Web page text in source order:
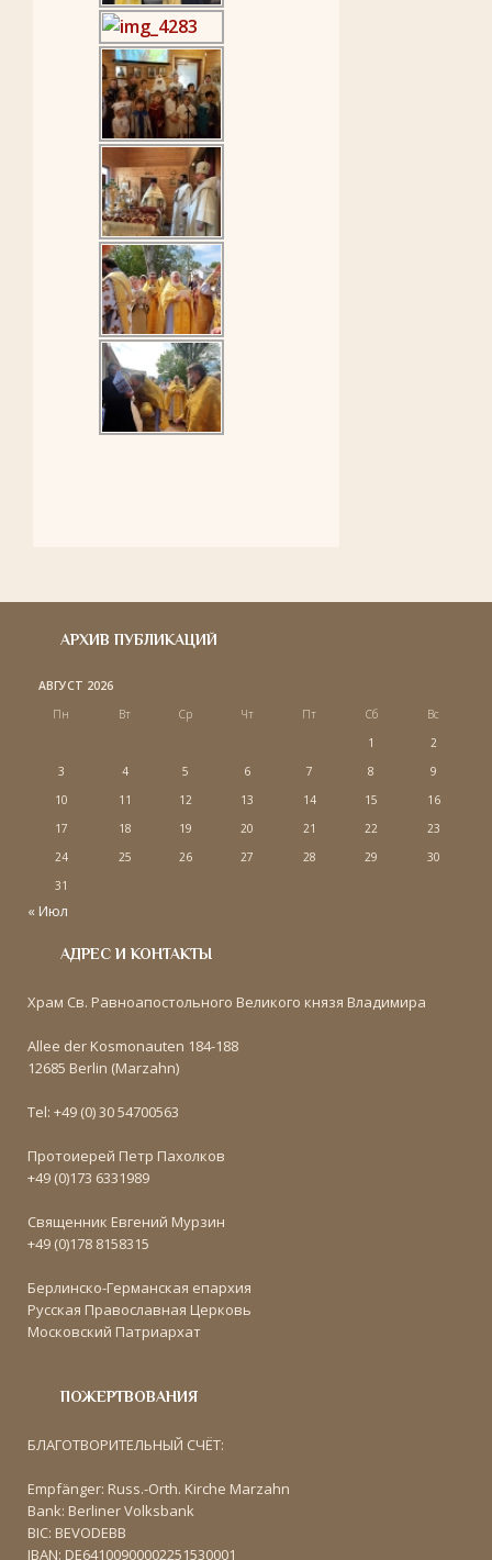
АРХИВ ПУБЛИКАЦИЙ
АВГУСТ 2026
Пн
Вт Ср Чт Пт Сб
Вс
1
2
3
4 5 6 7 8
9
10
11 12 13 14 15
16
17
18 19 20 21 22
23
24
25 26 27 28 29
30
31
« Июл
АДРЕС И КОНТАКТЫ
Храм Св. Равноапостольного Великого князя Владимира
Allee der Kosmonauten 184-188
12685 Berlin (Marzahn)
Tel: +49 (0) 30 54700563
Протоиерей Петр Пахолков
+49 (0)173 6331989
Священник Евгений Мурзин
+49 (0)178 8158315
Берлинско-Германская епархия
Русская Православная Церковь
Московский Патриархат
ПОЖЕРТВОВАНИЯ
БЛАГОТВОРИТЕЛЬНЫЙ СЧЁТ:
Empfänger: Russ.-Orth. Kirche Marzahn
Bank: Berliner Volksbank
BIC: BEVODEBB
IBAN: DE64100900002251530001